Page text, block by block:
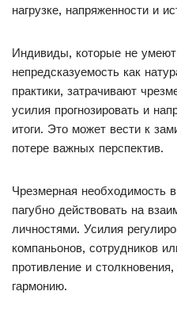
нагрузке, напряженности и
Индивиды, которые не умеют
непредсказуемость как
практики, затрачивают
усилия прогнозировать и
итоги. Это может вести к
потере важных перспектив.
Чрезмерная необходимость
пагубно действовать на
личностями. Усилия
компаньонов, сотрудников
противление и
гармонию.